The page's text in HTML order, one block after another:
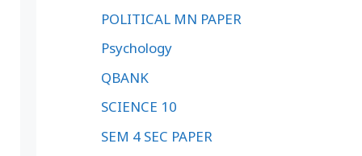
POLITICAL MN PAPER
Psychology
QBANK
SCIENCE 10
SEM 4 SEC PAPER